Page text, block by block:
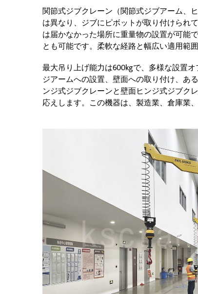
関節式ジブクレーン（関節式ジブアーム、
は異なり、ジブにピボットが取り付けられ
は届かなかった場所に重量物の設置が可能
とも可能です。柔軟な経路と幅広い適用範囲
最大吊り上げ能力は600kgで、多様な設置
ジアームへの設置、壁面への取り付け、あ
ンジ式ジブクレーンと壁面ヒンジ式ジブク
応えします。この機器は、製造業、倉庫業